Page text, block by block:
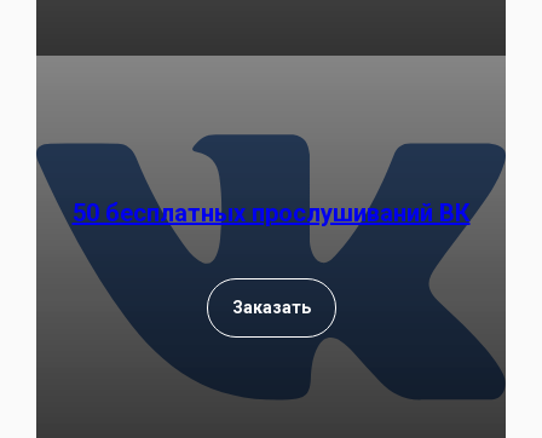
50 бесплатных прослушиваний ВК
Заказать